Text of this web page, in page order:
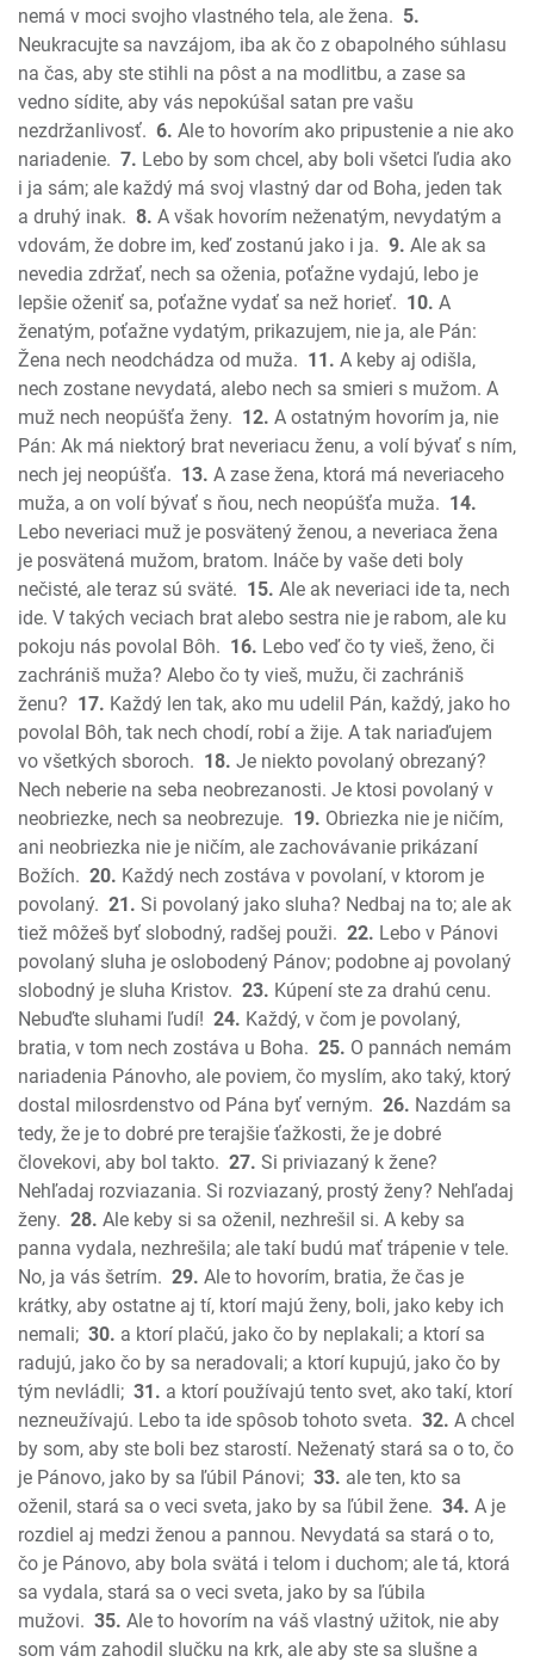
Ester
Jób
Žalmy
Príslovia
Kazateľ
Pieseň piesní
Izaiáš
Jeremiáš
Plač Jeremiášov
Ezechiel
Daniel
Ozeáš
Joel
Amos
Obadiáš
Jonáš
Micheáš
Nahum
Abakuk
Sofoniáš
Aggeus
Zachariáš
Malachiáš
Nový zákon
Ev. Matúša
Ev. Marka
Ev. Lukáša
Ev. Jána
Skutky apoštolov
List Rimanom
1. List Korintským
2. List Korintským
Galatským
Efezským
Filipským
Kolosenským
1. Tesalonickým
2. Tesalonickým
1. Timoteovi
2. Timoteovi
Títovi
Filemonovi
List Židom
List Jakuba
1. Petra
2. Petra
1 Jána
2 Jána
3 Jána
List Júdov
Zjavenie Jána
nemá v moci svojho vlastného tela, ale žena. 5.
Neukracujte sa navzájom, iba ak čo z obapolného súhlasu
na čas, aby ste stihli na pôst a na modlitbu, a zase sa
vedno sídite, aby vás nepokúšal satan pre vašu
nezdržanlivosť. 6. Ale to hovorím ako pripustenie a nie ako
nariadenie. 7. Lebo by som chcel, aby boli všetci ľudia ako
i ja sám; ale každý má svoj vlastný dar od Boha, jeden tak
a druhý inak. 8. A však hovorím neženatým, nevydatým a
vdovám, že dobre im, keď zostanú jako i ja. 9. Ale ak sa
nevedia zdržať, nech sa oženia, poťažne vydajú, lebo je
lepšie oženiť sa, poťažne vydať sa než horieť. 10. A
ženatým, poťažne vydatým, prikazujem, nie ja, ale Pán:
Žena nech neodchádza od muža. 11. A keby aj odišla,
nech zostane nevydatá, alebo nech sa smieri s mužom. A
muž nech neopúšťa ženy. 12. A ostatným hovorím ja, nie
Pán: Ak má niektorý brat neveriacu ženu, a volí bývať s ním,
nech jej neopúšťa. 13. A zase žena, ktorá má neveriaceho
muža, a on volí bývať s ňou, nech neopúšťa muža. 14.
Lebo neveriaci muž je posvätený ženou, a neveriaca žena
je posvätená mužom, bratom. Ináče by vaše deti boly
nečisté, ale teraz sú sväté. 15. Ale ak neveriaci ide ta, nech
ide. V takých veciach brat alebo sestra nie je rabom, ale ku
pokoju nás povolal Bôh. 16. Lebo veď čo ty vieš, ženo, či
zachrániš muža? Alebo čo ty vieš, mužu, či zachrániš
ženu? 17. Každý len tak, ako mu udelil Pán, každý, jako ho
povolal Bôh, tak nech chodí, robí a žije. A tak nariaďujem
vo všetkých sboroch. 18. Je niekto povolaný obrezaný?
Nech neberie na seba neobrezanosti. Je ktosi povolaný v
neobriezke, nech sa neobrezuje. 19. Obriezka nie je ničím,
ani neobriezka nie je ničím, ale zachovávanie prikázaní
Božích. 20. Každý nech zostáva v povolaní, v ktorom je
povolaný. 21. Si povolaný jako sluha? Nedbaj na to; ale ak
tiež môžeš byť slobodný, radšej použi. 22. Lebo v Pánovi
povolaný sluha je oslobodený Pánov; podobne aj povolaný
slobodný je sluha Kristov. 23. Kúpení ste za drahú cenu.
Nebuďte sluhami ľudí! 24. Každý, v čom je povolaný,
bratia, v tom nech zostáva u Boha. 25. O pannách nemám
nariadenia Pánovho, ale poviem, čo myslím, ako taký, ktorý
dostal milosrdenstvo od Pána byť verným. 26. Nazdám sa
tedy, že je to dobré pre terajšie ťažkosti, že je dobré
človekovi, aby bol takto. 27. Si priviazaný k žene?
Nehľadaj rozviazania. Si rozviazaný, prostý ženy? Nehľadaj
ženy. 28. Ale keby si sa oženil, nezhrešil si. A keby sa
panna vydala, nezhrešila; ale takí budú mať trápenie v tele.
No, ja vás šetrím. 29. Ale to hovorím, bratia, že čas je
krátky, aby ostatne aj tí, ktorí majú ženy, boli, jako keby ich
nemali; 30. a ktorí plačú, jako čo by neplakali; a ktorí sa
radujú, jako čo by sa neradovali; a ktorí kupujú, jako čo by
tým nevládli; 31. a ktorí používajú tento svet, ako takí, ktorí
nezneužívajú. Lebo ta ide spôsob tohoto sveta. 32. A chcel
by som, aby ste boli bez starostí. Neženatý stará sa o to, čo
je Pánovo, jako by sa ľúbil Pánovi; 33. ale ten, kto sa
oženil, stará sa o veci sveta, jako by sa ľúbil žene. 34. A je
rozdiel aj medzi ženou a pannou. Nevydatá sa stará o to,
čo je Pánovo, aby bola svätá i telom i duchom; ale tá, ktorá
sa vydala, stará sa o veci sveta, jako by sa ľúbila
mužovi. 35. Ale to hovorím na váš vlastný užitok, nie aby
som vám zahodil slučku na krk, ale aby ste sa slušne a